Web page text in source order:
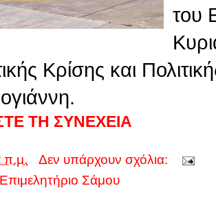
του
Κρίσης και
ΤΗ ΣΥΝΕΧΕΙΑ
π.μ.
Δεν υπάρχουν σχόλια:
Επιμελητήριο Σάμου